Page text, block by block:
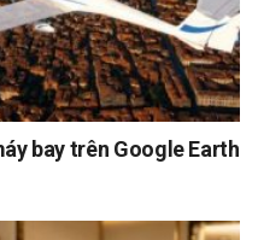
bay trên Google Earth